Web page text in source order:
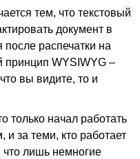
тем, что текстовый
документ в
распечатки на
принцип WYSIWYG –
вы видите, то и
только начал работать
и за теми, кто работает
лишь немногие